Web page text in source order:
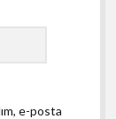
e-posta